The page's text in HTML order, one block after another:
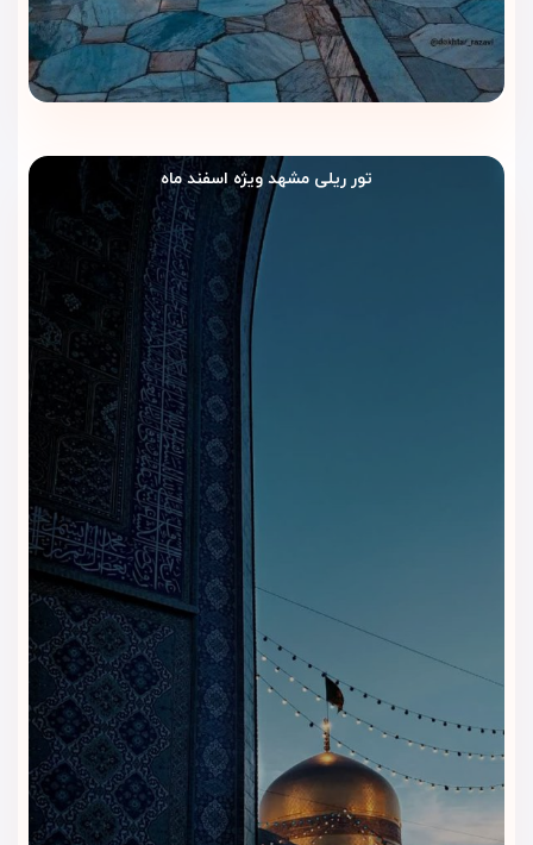
دسترسی سریع از اتاق‌ها بدون نیاز به خروج از هتل
کافی‌شاپ هتل
تازه‌دم، قهوه یا میان‌وعده سبک بسیار مناسب است.
بسیاری از مهمان‌ها بعد از زیارت یا قبل از خروج از هتل از این فضا
استفاده می‌کنند و محیط آرام آن حس خوبی ایجاد می‌کند.
کیک، شیرینی و میان‌وعده‌های سبک
نوشیدنی‌های سرد مانند آب‌میوه و شربت
رستوران و کافی‌شاپ هتل کوثر رضوی با اینکه در یک هتل
اقتصادی قرار دارند، خدمات مناسبی برای مهمان‌هایی ارائه می‌کنند
غذا و نوشیدنی را داخل هتل و بدون دردسر رفت‌وآمد
تور ریلی مشهد ویژه اسفند ماه